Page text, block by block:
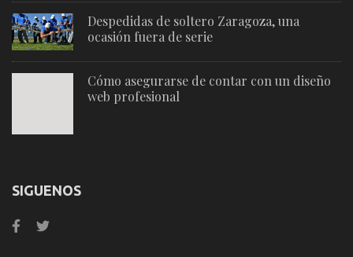
Despedidas de soltero Zaragoza, una
ocasión fuera de serie
Cómo asegurarse de contar con un diseño
web profesional
SIGUENOS